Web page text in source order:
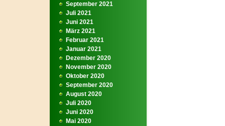
September 2021
Juli 2021
Juni 2021
März 2021
Februar 2021
Januar 2021
Dezember 2020
November 2020
Oktober 2020
September 2020
August 2020
Juli 2020
Juni 2020
Mai 2020